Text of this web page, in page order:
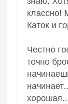
классно!
Каток и
Честно
точно